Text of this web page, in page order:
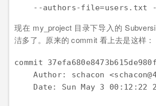
--authors-file=users.txt
现在 my_project 目录下导入的
洁多了。原来的 commit 看上去是这样：
commit
Author: schacon
Date: Sun May 3 00:12:22